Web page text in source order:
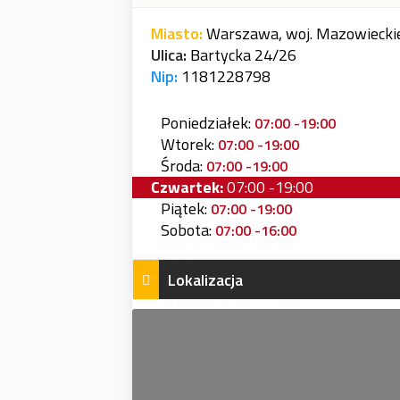
Miasto:Warszawa, woj.
Ulica: Bartycka 24/26
Nip: 1181228798
Poniedziałek: 07:00 -19:00
Wtorek: 07:00 -19:00
Środa: 07:00 -19:00
Czwartek:07:00 -19:00
Piątek: 07:00 -19:00
Sobota: 07:00 -16:00
Lokalizacja